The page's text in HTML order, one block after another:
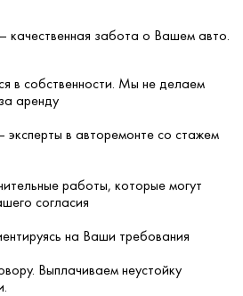
– качественная забота о Вашем авто.
в собственности. Мы не делаем
аренду
эксперты в авторемонте со стажем
работы, которые могут
согласия
на Ваши требования
Выплачиваем неустойку